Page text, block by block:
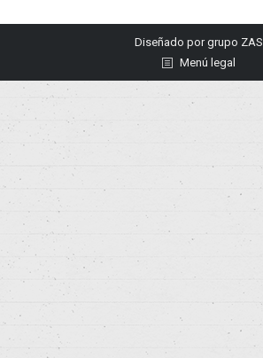
Diseñado porgrupo ZAS
Menú legal